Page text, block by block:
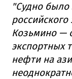
"Судно было
российского
Козьмино —
экспортных
нефти на